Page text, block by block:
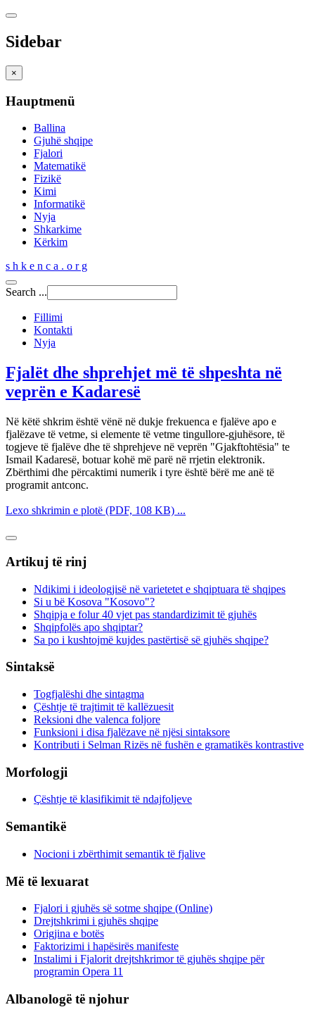
Sidebar
×
Hauptmenü
Ballina
Gjuhë shqipe
Fjalori
Matematikë
Fizikë
Kimi
Informatikë
Nyja
Shkarkime
Kërkim
s h k e n c a . o r g
Search ...
Fillimi
Kontakti
Nyja
Fjalët dhe shprehjet më të shpeshta në
veprën e Kadaresë
Në këtë shkrim është vënë në dukje frekuenca e fjalëve apo e
fjalëzave të vetme, si elemente të vetme tingullore-gjuhësore, të
togjeve të fjalëve dhe të shprehjeve në veprën "Gjakftohtësia" te
Ismail Kadaresë, botuar kohë më parë në rrjetin elektronik.
Zbërthimi dhe përcaktimi numerik i tyre është bërë me anë të
programit antconc.
Lexo shkrimin e plotë (PDF, 108 KB) ...
Artikuj të rinj
Ndikimi i ideologjisë në varietetet e shqiptuara të shqipes
Si u bë Kosova "Kosovo"?
Shqipja e folur 40 vjet pas standardizimit të gjuhës
Shqipfolës apo shqiptar?
Sa po i kushtojmë kujdes pastërtisë së gjuhës shqipe?
Sintaksë
Togfjalëshi dhe sintagma
Çështje të trajtimit të kallëzuesit
Reksioni dhe valenca foljore
Funksioni i disa fjalëzave në njësi sintaksore
Kontributi i Selman Rizës në fushën e gramatikës kontrastive
Morfologji
Çështje të klasifikimit të ndajfoljeve
Semantikë
Nocioni i zbërthimit semantik të fjalive
Më të lexuarat
Fjalori i gjuhës së sotme shqipe (Online)
Drejtshkrimi i gjuhës shqipe
Origjina e botës
Faktorizimi i hapësirës manifeste
Instalimi i Fjalorit drejtshkrimor të gjuhës shqipe për
programin Opera 11
Albanologë të njohur